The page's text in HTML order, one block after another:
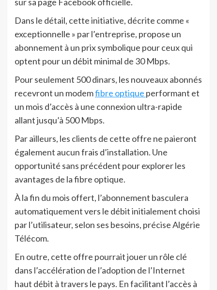
Dans le détail, cette initiative, décrite comme «
exceptionnelle » par l’entreprise, propose un
abonnement à un prix symbolique pour ceux qui
optent pour un débit minimal de 30 Mbps.
Pour seulement 500 dinars, les nouveaux abonnés
recevront un modemfibre optique performant et
un mois d’accès à une connexion ultra-rapide
allant jusqu’à 500 Mbps.
Par ailleurs, les clients de cette offre ne paieront
également aucun frais d’installation. Une
opportunité sans précédent pour explorer les
avantages de la fibre optique.
À la fin du mois offert, l’abonnement basculera
automatiquement vers le débit initialement choisi
par l’utilisateur, selon ses besoins, précise Algérie
Télécom.
En outre, cette offre pourrait jouer un rôle clé
dans l’accélération de l’adoption de l’Internet
haut débit à travers le pays. En facilitant l’accès à